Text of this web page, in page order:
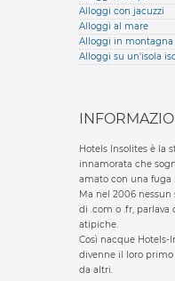
Alloggi con jacuzzi
Alloggi al mare
Alloggi in montagna
Alloggi su un'isola
Hotels Insolites è la
innamorata che
amato con una
Ma nel 2006
di .com o .fr, parlava
atipiche.
Così nacque Hotels-
divenne il loro
da altri.